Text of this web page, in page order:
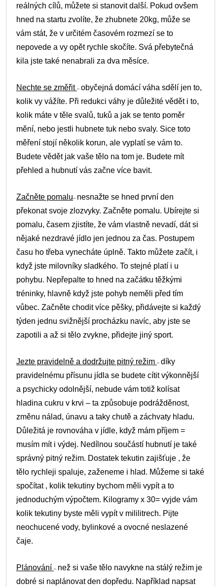
reálných cílů, můžete si stanovit další. Pokud ovšem
hned na startu zvolíte, že zhubnete 20kg, může se
vám stát, že v určitém časovém rozmezí se to
nepovede a vy opět rychle skočíte. Svá přebytečná
kila jste také nenabrali za dva měsíce.
Nechte se změřit – obyčejná domácí váha sdělí jen to,
kolik vy vážíte. Při redukci váhy je důležité vědět i to,
kolik máte v těle svalů, tuků a jak se tento poměr
mění, nebo jestli hubnete tuk nebo svaly. Sice toto
měření stojí několik korun, ale vyplatí se vám to.
Budete vědět jak vaše tělo na tom je. Budete mít
přehled a hubnutí vás začne více bavit.
Začněte pomalu– nesnažte se hned první den
překonat svoje zlozvyky. Začněte pomalu. Ubírejte si
pomalu, časem zjistíte, že vám vlastně nevadí, dát si
nějaké nezdravé jídlo jen jednou za čas. Postupem
času ho třeba vynecháte úplně. Takto můžete začít, i
když jste milovníky sladkého. To stejné platí i u
pohybu. Nepřepalte to hned na začátku těžkými
tréninky, hlavně když jste pohyb neměli před tím
vůbec. Začněte chodit více pěšky, přidávejte si každý
týden jednu svižnější procházku navíc, aby jste se
zapotili a až si tělo zvykne, přidejte jiný sport.
Jezte pravidelně a dodržujte pitný režim – díky
pravidelnému přísunu jídla se budete cítit výkonnější
a psychicky odolnější, nebude vám totiž kolísat
hladina cukru v krvi – ta způsobuje podrážděnost,
změnu nálad, únavu a taky chutě a záchvaty hladu.
Důležitá je rovnováha v jídle, když mám příjem =
musím mít i výdej. Nedílnou součástí hubnutí je také
správný pitný režim. Dostatek tekutin zajišťuje , že
tělo rychleji spaluje, zaženeme i hlad. Můžeme si také
spočítat , kolik tekutiny bychom měli vypít a to
jednoduchým výpočtem. Kilogramy x 30= vyjde vám
kolik tekutiny byste měli vypít v mililitrech. Pijte
neochucené vody, bylinkové a ovocné neslazené
čaje.
Plánování – než si vaše tělo navykne na stálý režim je
dobré si naplánovat den dopředu. Například napsat